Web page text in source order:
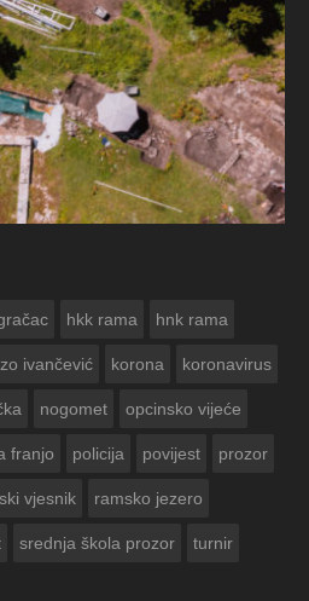
hkk rama hnk rama
ivančević korona koronavirus
nogomet opcinsko vijeće
franjo policija povijest prozor
vjesnik ramsko jezero
srednja škola prozor turnir